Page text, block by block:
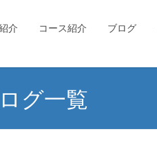
介 コース紹介 ブログ
グ一覧